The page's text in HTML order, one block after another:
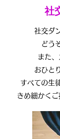
社
社交ダ
どう
また、
おひと
すべての生
きめ細かくご